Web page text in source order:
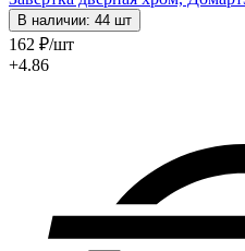
В наличии: 44 шт
162 ₽/шт
+4.86